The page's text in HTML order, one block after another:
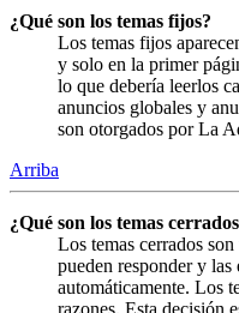
¿Qué son los temas fijos?
Los temas fijos
y solo en la primer
lo que debería leerlos
anuncios globales y
son otorgados por La
Arriba
¿Qué son los temas
Los temas cerrados
pueden responder y
automáticamente. Los
razones. Esta decisión